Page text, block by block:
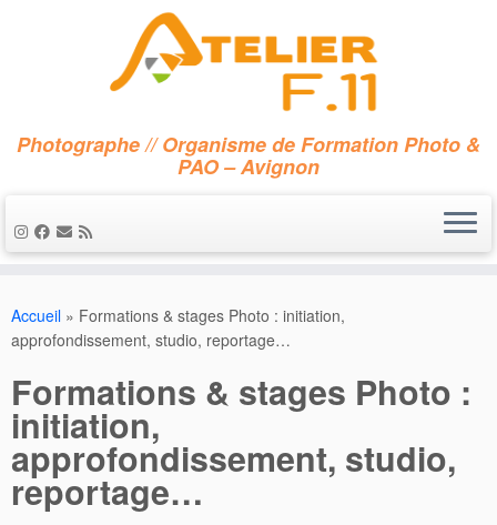
Photographe // Organisme de Formation Photo &
PAO – Avignon
Accueil » Formations & stages Photo : initiation,
approfondissement, studio, reportage…
Formations & stages Photo :
initiation,
approfondissement, studio,
reportage…